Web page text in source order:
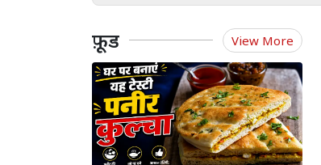
फ़ूड View More